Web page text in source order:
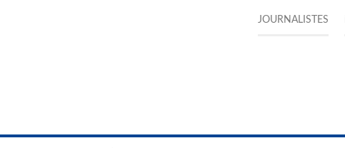
JOURNALISTES